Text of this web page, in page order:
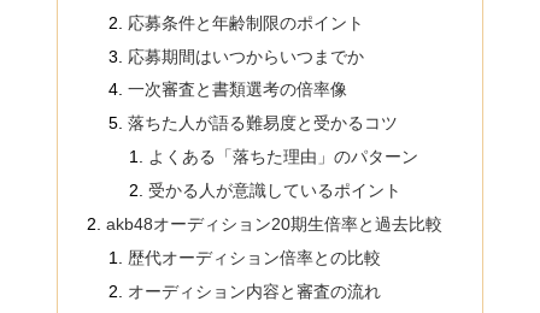
応募条件と年齢制限のポイント
応募期間はいつからいつまでか
一次審査と書類選考の倍率像
落ちた人が語る難易度と受かるコツ
よくある「落ちた理由」のパターン
受かる人が意識しているポイント
akb48オーディション20期生倍率と過去比較
歴代オーディション倍率との比較
オーディション内容と審査の流れ